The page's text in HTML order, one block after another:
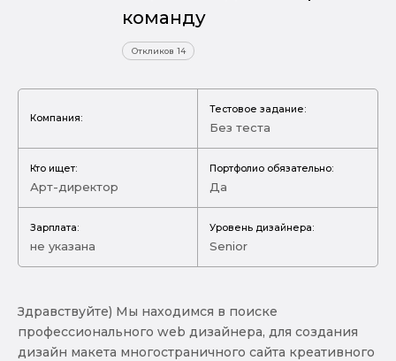
команду
Откликов 14
Компания:
Тестовое задание:
Без теста
Кто ищет:
Арт-директор
Портфолио обязательно:
Да
Зарплата:
не указана
Уровень дизайнера:
Senior
Здравствуйте) Мы находимся в поиске
профессионального web дизайнера, для создания
дизайн макета многостраничного сайта креативного